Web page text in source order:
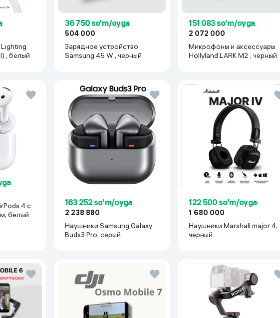
, белый
36 750 so'm/oyga
504 000
Зарядное устройство
Samsung 45 W , черный
151 083 so'm/oyga
2 072 000
Микрофоны и аксессуары
Hollyland LARK M2 , черный
4 с
белый
163 252 so'm/oyga
2 238 880
Наушники Samsung Galaxy
Buds3 Pro, серый
122 500 so'm/oyga
1 680 000
Наушники Marshall major 4,
черный